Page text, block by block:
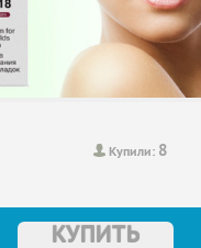
Купили: 8
КУПИТЬ